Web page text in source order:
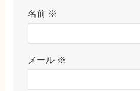
名前 ※
メール ※